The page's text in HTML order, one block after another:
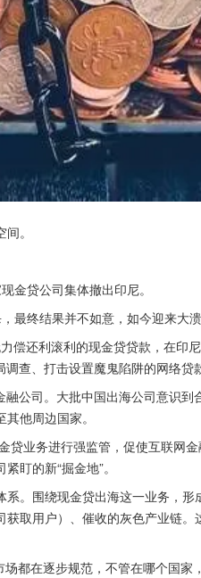
。
金贷公司集体撤出印尼。
最终结果并不如意，如今迎来大溃
偿还利滚利的现金贷贷款，在印
查、打击设置魔鬼陷阱的网络贷款
公司。大批中国出海公司意识
他周边国家。
贷业务进行强监管，促使互联网
盯的新“掘金地”。
。围绕现金贷出海这一业务，
取用户）、催收的灰色产业链
都在逐步规范，不管在哪个国家